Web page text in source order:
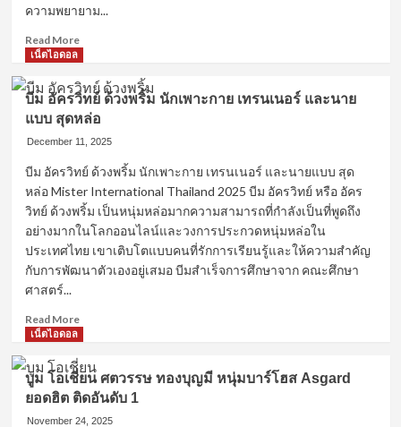
ความพยายาม...
Read MoreRead
บาส
อัศว
ภัทร์
ดารา
แบบ
หนุ่ม
หล่อ
ที่
มา
แรง
บันเทิง
ไทย
เน็ตไอดอล
บีม อัครวิทย์ ด้วงพริ้ม นักเพาะกาย เทรนเนอร์ และนาย
แบบ สุดหล่อ
December 11, 2025
บีม อัครวิทย์ ด้วงพริ้ม นักเพาะกาย เทรนเนอร์ และนายแบบ สุด
หล่อ Mister International Thailand 2025 บีม อัครวิทย์ หรือ อัคร
วิทย์ ด้วงพริ้ม เป็นหนุ่มหล่อมากความสามารถที่กำลังเป็นที่พูดถึง
อย่างมากในโลกออนไลน์และวงการประกวดหนุ่มหล่อใน
ประเทศไทย เขาเติบโตแบบคนที่รักการเรียนรู้และให้ความสำคัญ
กับการพัฒนาตัวเองอยู่เสมอ บีมสำเร็จการศึกษาจาก คณะศึกษา
ศาสตร์...
Read MoreRead
บีม
อัคร
วิทย์
ด้วง
เน็ตไอดอล
บูม โอเชี่ยน ศตวรรษ ทองบุญมี หนุ่มบาร์โฮส Asgard
ยอดฮิต ติดอันดับ 1
November 24, 2025